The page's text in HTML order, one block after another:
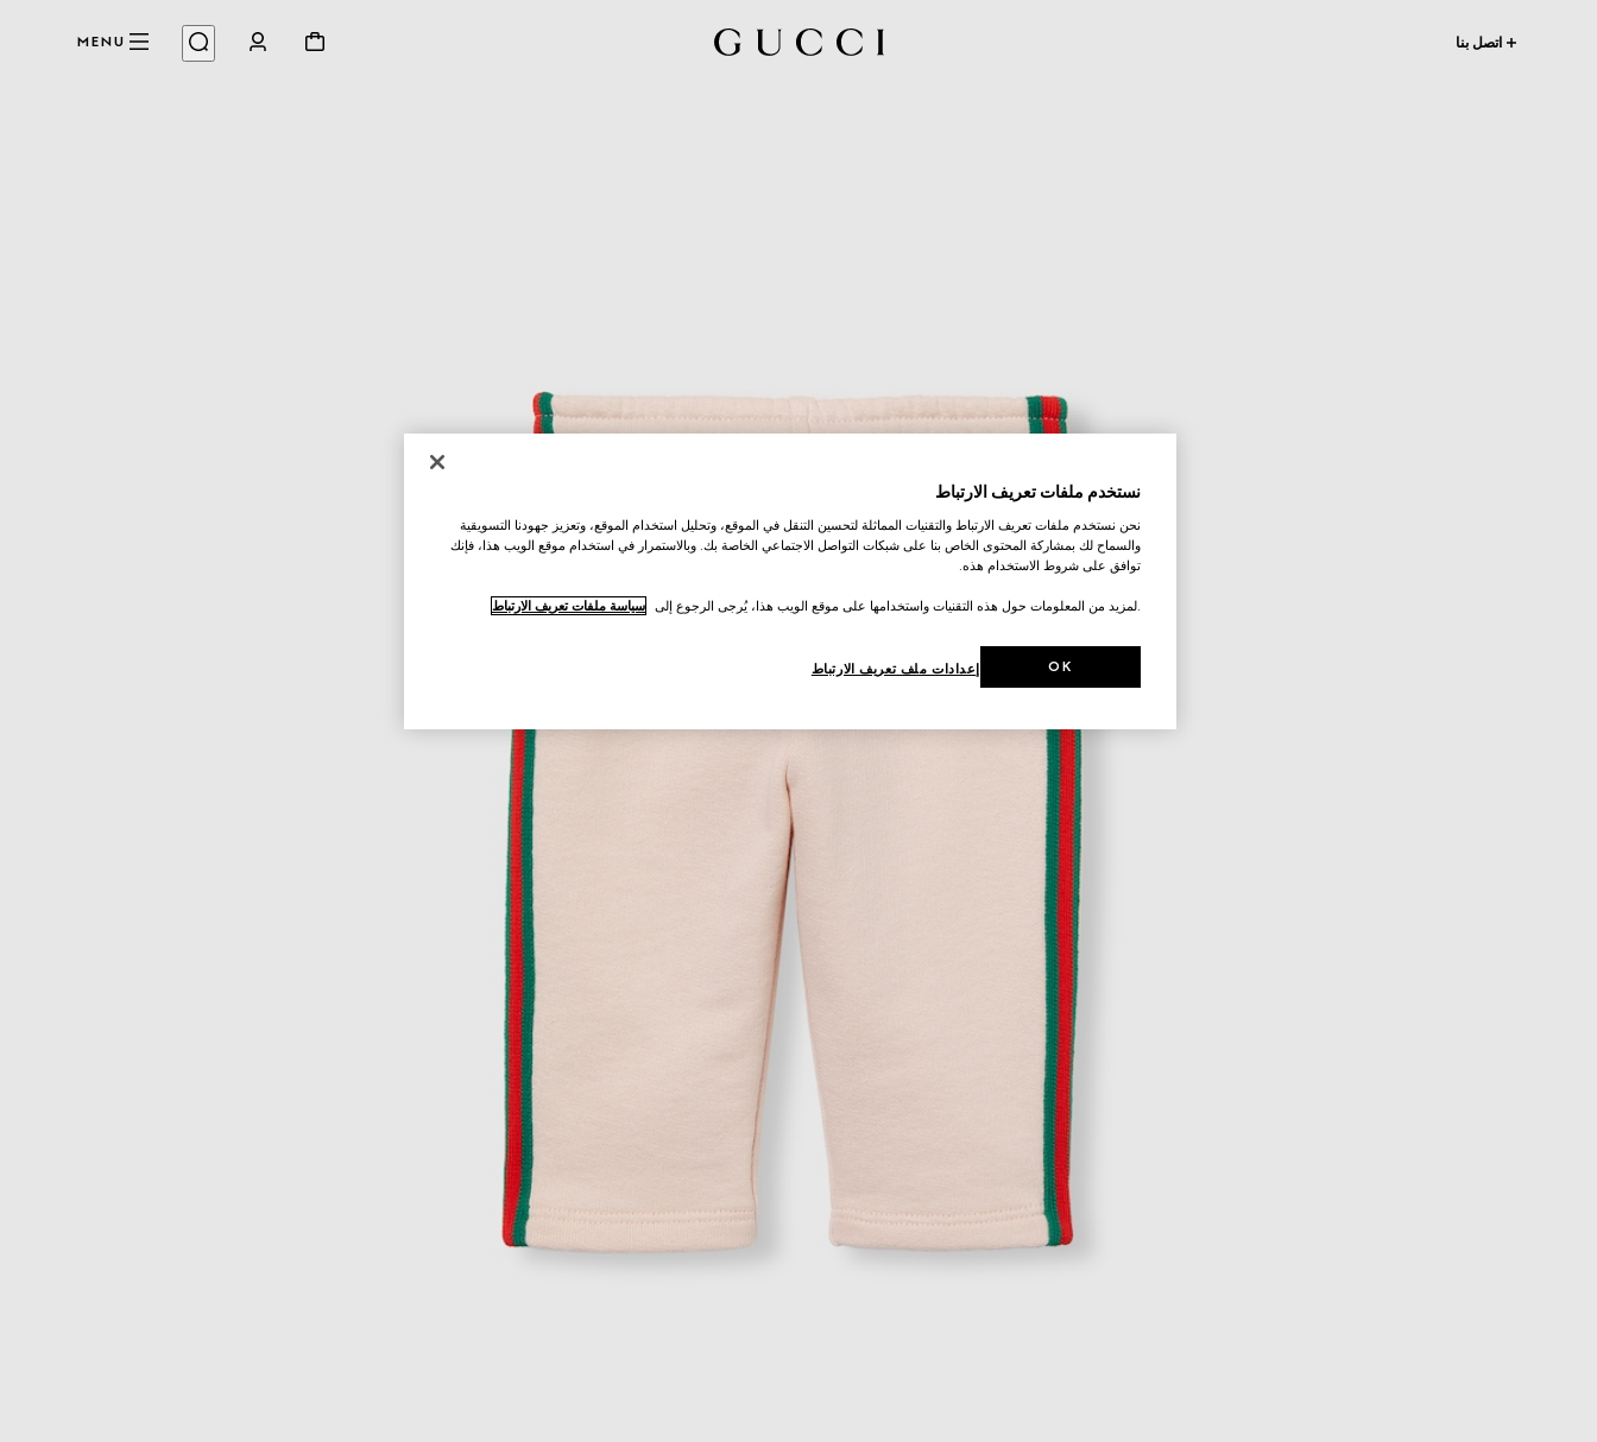
اتصل بنا MENU
نستخدم ملفات تعريف الارتباط
نحن نستخدم ملفات تعريف الارتباط والتقنيات المماثلة لتحسين التنقل في الموقع، وتحليل استخدام الموقع، وتعزيز جهودنا التسويقية
والسماح لك بمشاركة المحتوى الخاص بنا على شبكات التواصل الاجتماعي الخاصة بك. وبالاستمرار في استخدام موقع الويب هذا، فإنك
توافق على شروط الاستخدام هذه.
.لمزيد من المعلومات حول هذه التقنيات واستخدامها على موقع الويب هذا، يُرجى الرجوع إلى سياسة ملفات تعريف الارتباط
إعدادات ملف تعريف الارتباط OK